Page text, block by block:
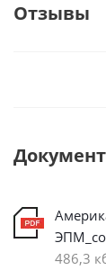
Отзывы
486,3